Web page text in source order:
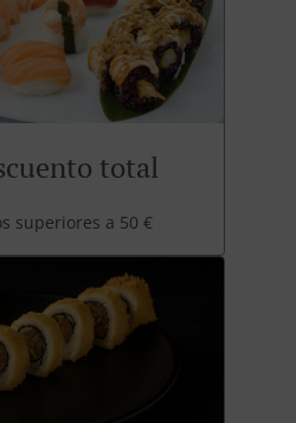
total
superiores a 50 €